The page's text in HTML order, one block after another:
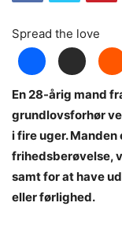
Spread the love
En 28-årig mand
grundlovsforhør
i fire uger.
frihedsberøvelse,
samt for at have
eller førlighed.